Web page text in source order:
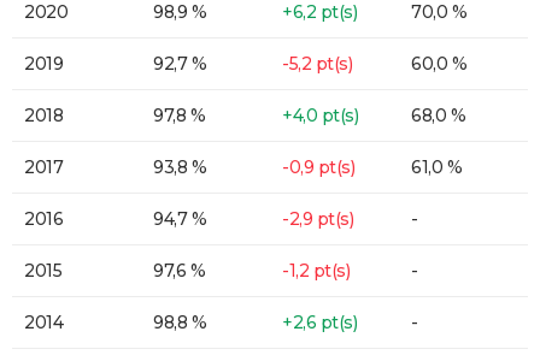
2020 98,9 % +6,2 pt(s) 70,0 %
2019 92,7 % -5,2 pt(s) 60,0 %
2018 97,8 % +4,0 pt(s) 68,0 %
2017 93,8 % -0,9 pt(s) 61,0 %
2016 94,7 % -2,9 pt(s) -
2015 97,6 % -1,2 pt(s) -
2014 98,8 % +2,6 pt(s) -